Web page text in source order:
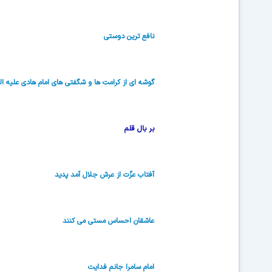
نافع ترین دوستى
گوشه اى از كرامت ها و شگفتى هاى امام هادى علیه
بر بال قلم
آفتاب عزّت از عرش جلال آمد پدید
عاشقان احساس مستی می کنند
امام سامرا جانم فدایت